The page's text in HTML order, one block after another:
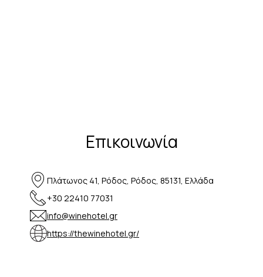
Επικοινωνία
Πλάτωνος 41, Ρόδος, Ρόδος, 85131, Ελλάδα
+30 22410 77031
info@winehotel.gr
https://thewinehotel.gr/